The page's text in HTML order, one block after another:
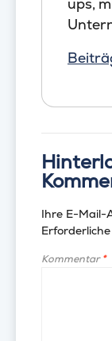
Ihre E-Mail-
Kommentar*